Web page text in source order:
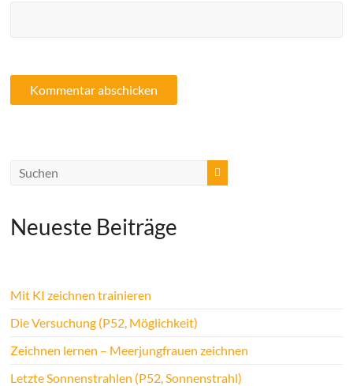
Neueste Beiträge
Mit KI zeichnen trainieren
Die Versuchung (P52, Möglichkeit)
Zeichnen lernen – Meerjungfrauen zeichnen
Letzte Sonnenstrahlen (P52, Sonnenstrahl)